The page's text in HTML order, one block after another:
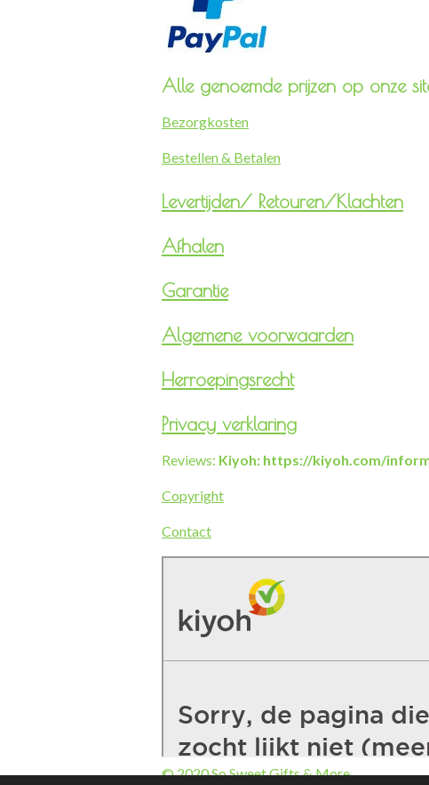
Alle genoemde prijzen op onze
Bezorgkosten
Bestellen & Betalen
Levertijden/ Retouren/Klachten
Afhalen
Garantie
Algemene voorwaarden
Herroepingsrecht
Privacy verklaring
Reviews: Kiyoh: https://kiyoh.com/
Copyright
Contact
© 2020 So Sweet Gifts & More